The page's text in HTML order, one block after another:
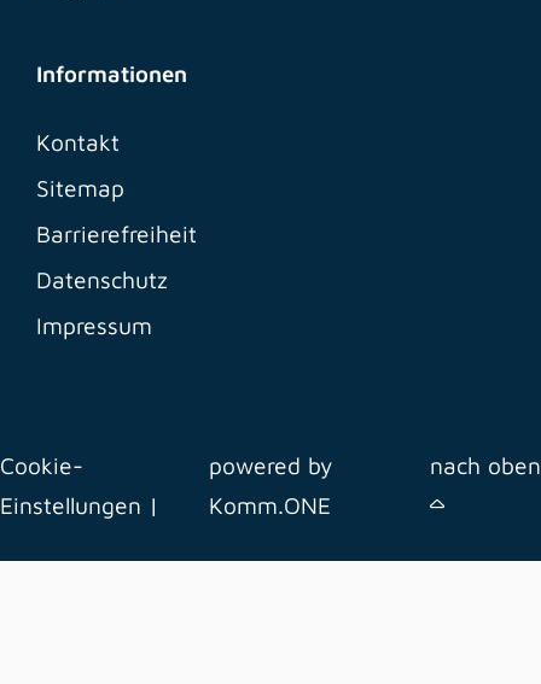
Informationen
Kontakt
Sitemap
Barrierefreiheit
Datenschutz
Impressum
Cookie-
Einstellungen |
powered by
Komm.ONE
nach oben